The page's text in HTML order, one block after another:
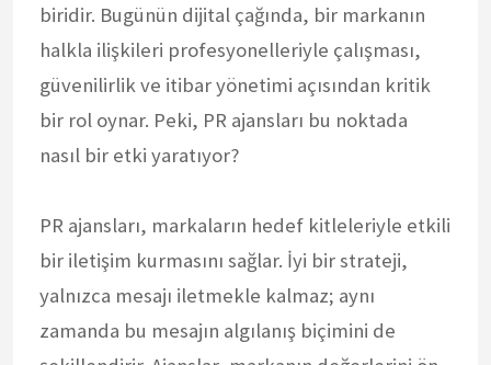
biridir. Bugünün dijital çağında, bir markanın
halkla ilişkileri profesyonelleriyle çalışması,
güvenilirlik ve itibar yönetimi açısından kritik
bir rol oynar. Peki, PR ajansları bu noktada
nasıl bir etki yaratıyor?
PR ajansları, markaların hedef kitleleriyle etkili
bir iletişim kurmasını sağlar. İyi bir strateji,
yalnızca mesajı iletmekle kalmaz; aynı
zamanda bu mesajın algılanış biçimini de